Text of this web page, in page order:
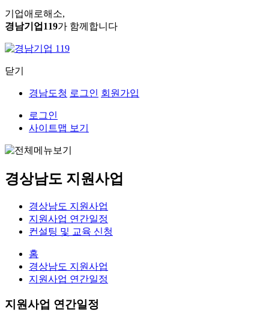
기업애로해소,
경남기업119가 함께합니다
닫기
경남도청 로그인 회원가입
로그인
사이트맵 보기
경상남도 지원사업
경상남도 지원사업
지원사업 연간일정
컨설팅 및 교육 신청
홈
경상남도 지원사업
지원사업 연간일정
지원사업 연간일정